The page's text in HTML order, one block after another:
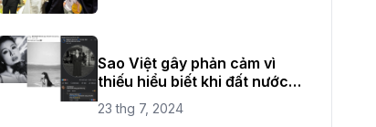
Sao Việt gây phản cảm vì
thiếu hiểu biết khi đất nước
đang có quốc tang
23 thg 7, 2024